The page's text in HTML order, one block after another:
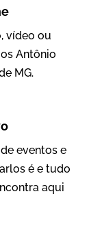
vídeo ou
Antônio
MG.
eventos e
é e tudo
aqui